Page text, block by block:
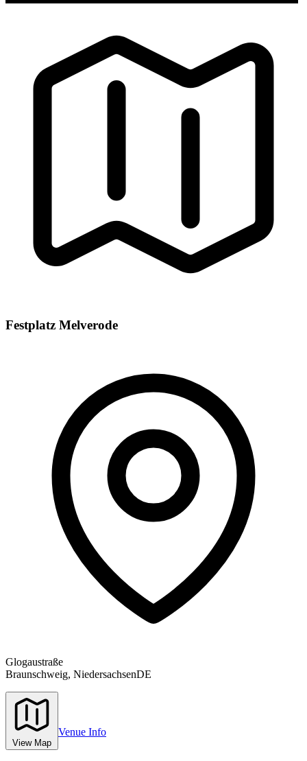
Festplatz Melverode
Glogaustraße
Braunschweig, NiedersachsenDE
View Map
Venue Info